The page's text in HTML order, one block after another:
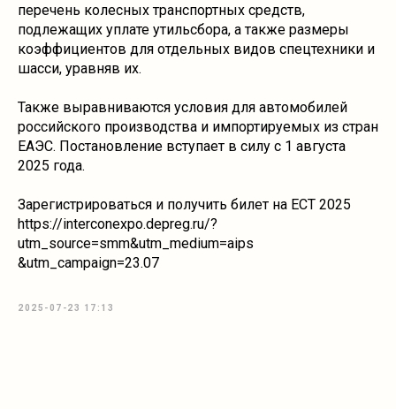
перечень колесных транспортных средств,
подлежащих уплате утильсбора, а также размеры
коэффициентов для отдельных видов спецтехники и
шасси, уравняв их.
Также выравниваются условия для автомобилей
российского производства и импортируемых из стран
ЕАЭС. Постановление вступает в силу с 1 августа
2025 года.
Зарегистрироваться и получить билет на ECT 2025
https://interconexpo.depreg.ru/?
utm_source=smm&utm_medium=aips
&utm_campaign=23.07
2025-07-23 17:13